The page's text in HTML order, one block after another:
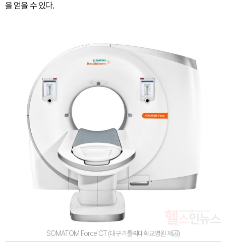
을 얻을 수 있다.
SOMATOM Force CT (대구가톨릭대학교병원 제공)